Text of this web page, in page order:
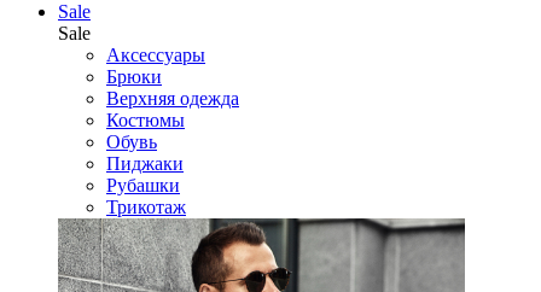
Sale
Sale
Аксессуары
Брюки
Верхняя одежда
Костюмы
Обувь
Пиджаки
Рубашки
Трикотаж